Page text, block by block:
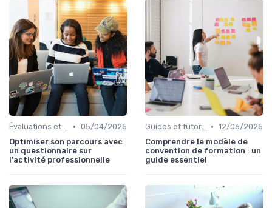
Évaluations et tests • 05/04/2025
Optimiser son parcours avec
un questionnaire sur
l'activité professionnelle
Guides et tutoriels • 12/06/2025
Comprendre le modèle de
convention de formation : un
guide essentiel